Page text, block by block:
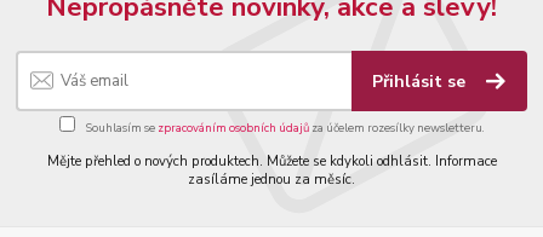
Nepropásněte novinky, akce a slevy!
Přihlásit se
Souhlasím se zpracováním osobních údajůza účelem rozesílky newsletteru.
Mějte přehled o nových produktech. Můžete se kdykoli odhlásit. Informace
zasíláme jednou za měsíc.